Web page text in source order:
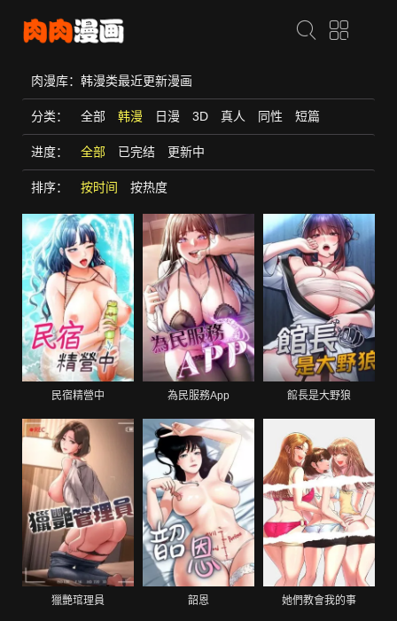
肉漫库：韩漫类最近更新漫画
分类： 全部 韩漫 日漫 3D 真人 同性 短篇
进度： 全部 已完结 更新中
排序： 按时间 按热度
民宿精營中 為民服務App 館長是大野狼
獵艷琯理員 韶恩 她們教會我的事